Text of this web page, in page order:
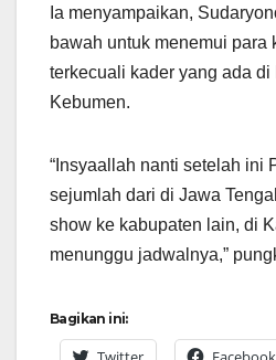
Ia menyampaikan,
bawah untuk menemui para
terkecuali kader yang ada di
Kebumen.
“Insyaallah nanti setelah ini
sejumlah dari di Jawa
show ke kabupaten lain, di
menunggu jadwalnya,”
Bagikan ini: